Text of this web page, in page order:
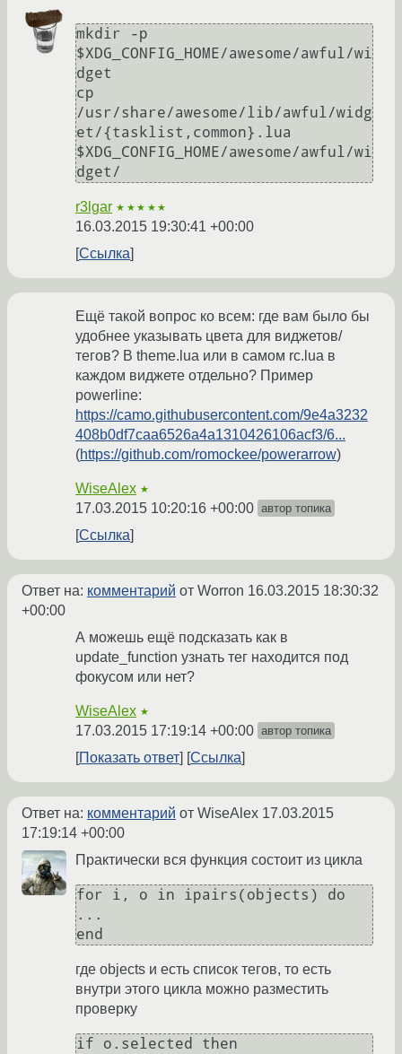
mkdir -p
$XDG_CONFIG_HOME/awesome/awful/wi
dget
cp
/usr/share/awesome/lib/awful/widg
et/{tasklist,common}.lua
$XDG_CONFIG_HOME/awesome/awful/wi
r3lgar ★★★★★
16.03.2015 19:30:41 +00:00
Ссылка
Ещё такой вопрос ко всем: где вам было бы
удобнее указывать цвета для виджетов/
тегов? В theme.lua или в самом rc.lua в
каждом виджете отдельно? Пример
powerline:
https://camo.githubusercontent.com/9e4a3232
408b0df7caa6526a4a1310426106acf3/6...
(https://github.com/romockee/powerarrow)
WiseAlex ★
17.03.2015 10:20:16 +00:00 автор топика
Ссылка
Ответ на: комментарий от Worron 16.03.2015 18:30:32
+00:00
А можешь ещё подсказать как в
update_function узнать тег находится под
фокусом или нет?
WiseAlex ★
17.03.2015 17:19:14 +00:00 автор топика
Показать ответ Ссылка
Ответ на: комментарий от WiseAlex 17.03.2015
17:19:14 +00:00
Практически вся функция состоит из цикла
for i, o in ipairs(objects) do
...
где objects и есть список тегов, то есть
внутри этого цикла можно разместить
проверку
if o.selected then